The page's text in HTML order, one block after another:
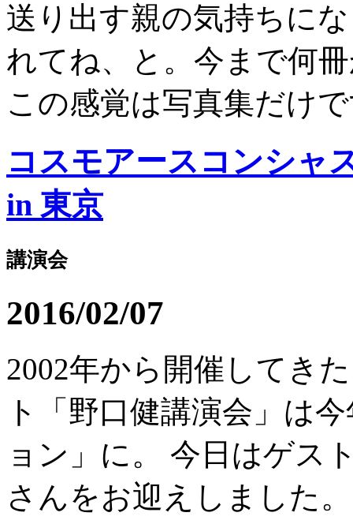
送り出す親の気持ちに
れてね、と。今まで何
この感覚は写真集だけ
コスモアースコンシ
in 東京
講演会
2016/02/07
2002年から開催してき
ト「野口健講演会」は
ョン」に。 今日はゲス
さんをお迎えしました